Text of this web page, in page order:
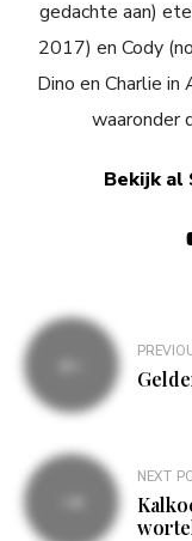
gedachte aan)
2017) en Cody
Dino en Charlie
waaronder
Bekijk al
Bericht
navigatie
NEXT